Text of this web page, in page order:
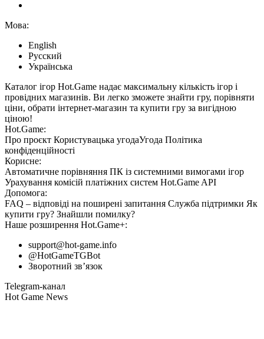
Мова:
English
Русский
Українська
Каталог ігор Hot.Game надає максимальну кількість ігор і
провідних магазинів. Ви легко зможете знайти гру, порівняти
ціни, обрати інтернет-магазин та купити гру за вигідною
ціною!
Hot.Game:
Про проєкт Користувацька угодаУгода Політика
конфіденційності
Корисне:
Автоматичне порівняння ПК із системними вимогами ігор
Урахування комісій платіжних систем Hot.Game API
Допомога:
FAQ – відповіді на поширені запитання Служба підтримки Як
купити гру? Знайшли помилку?
Наше розширення Hot.Game+:
support@hot-game.info
@HotGameTGBot
Зворотний зв’язок
Telegram-канал
Hot Game News